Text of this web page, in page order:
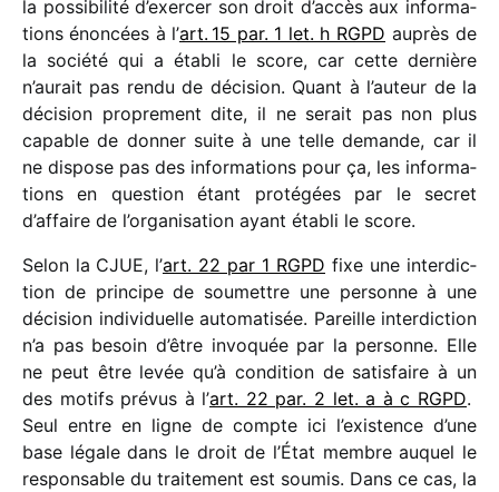
la possi­bi­lité d’exercer son droit d’accès aux infor­ma­
tions énon­cées à l’art. 15 par. 1 let. h RGPD auprès de
la société qui a établi le score, car cette dernière
n’aurait pas rendu de déci­sion. Quant à l’auteur de la
déci­sion propre­ment dite, il ne serait pas non plus
capable de donner suite à une telle demande, car il
ne dispose pas des infor­ma­tions pour ça, les infor­ma­
tions en ques­tion étant proté­gées par le secret
d’affaire de l’organisation ayant établi le score.
Selon la CJUE, l’art. 22 par 1 RGPD fixe une inter­dic­
tion de prin­cipe de soumettre une personne à une
déci­sion indi­vi­duelle auto­ma­ti­sée. Pareille inter­dic­tion
n’a pas besoin d’être invo­quée par la personne. Elle
ne peut être levée qu’à condi­tion de satis­faire à un
des motifs prévus à l’art. 22 par. 2 let. a à c RGPD.
Seul entre en ligne de compte ici l’existence d’une
base légale dans le droit de l’État membre auquel le
respon­sable du trai­te­ment est soumis. Dans ce cas, la